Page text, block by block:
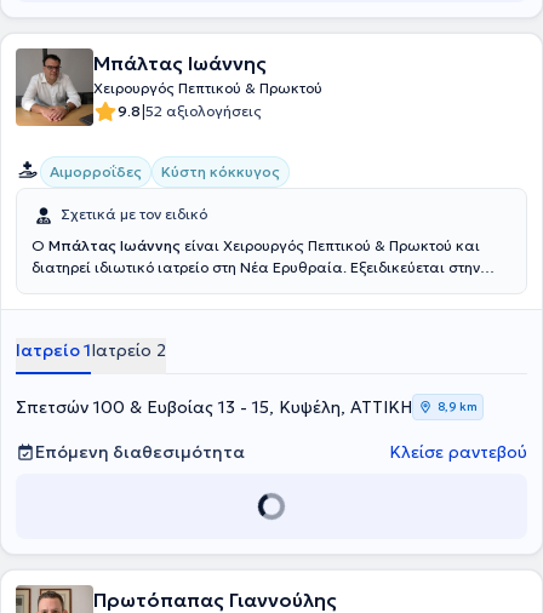
Μπάλτας Ιωάννης
Χειρουργός Πεπτικού & Πρωκτού
9.8|52 αξιολογήσεις
Αιμορροΐδες Κύστη κόκκυγος
Σχετικά με τον ειδικό
Ο Μπάλτας Ιωάννης είναι Χειρουργός Πεπτικού & Πρωκτού και
διατηρεί ιδιωτικό ιατρείο στη Νέα Ερυθραία. Εξειδικεύεται στην
καθώς και στην Ορθοπρωκτική Χειρουργική. Επιπλέον εξειδίκευση
πρωκτού, κύστη κόκκυγος). Διαθέτει πολυετή εμπειρία στην
αποτελεσματική και ασφαλή χειρουργική αντιμετώπιση της
παχυσαρκίας, της διαφραγματοκήλης, των παθήσεων του πεπτικού
συστήματος και των κηλών του κοιλιακού τοιχώματος. Τέλος,
παράλληλα με το ιδιωτικό του ιατρείο, συνεργάζεται με μεγάλες
ιδιωτικές κλινικές της Αττικής, όπως είναι το Μητέρα, το Ιατρικό
Ιατρείο 1Ιατρείο 2
Σπετσών 100 & Ευβοίας 13 - 15, Κυψέλη, ΑΤΤΙΚΗ 8,9 km
Επόμενη διαθεσιμότητα Κλείσε ραντεβού
Πρωτόπαπας Γιαννούλης